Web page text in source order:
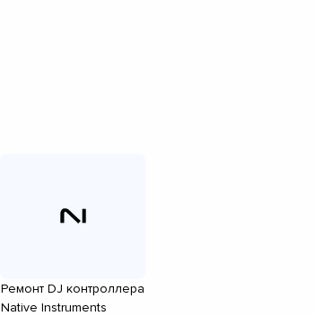
Ремонт DJ контроллера
Native Instruments